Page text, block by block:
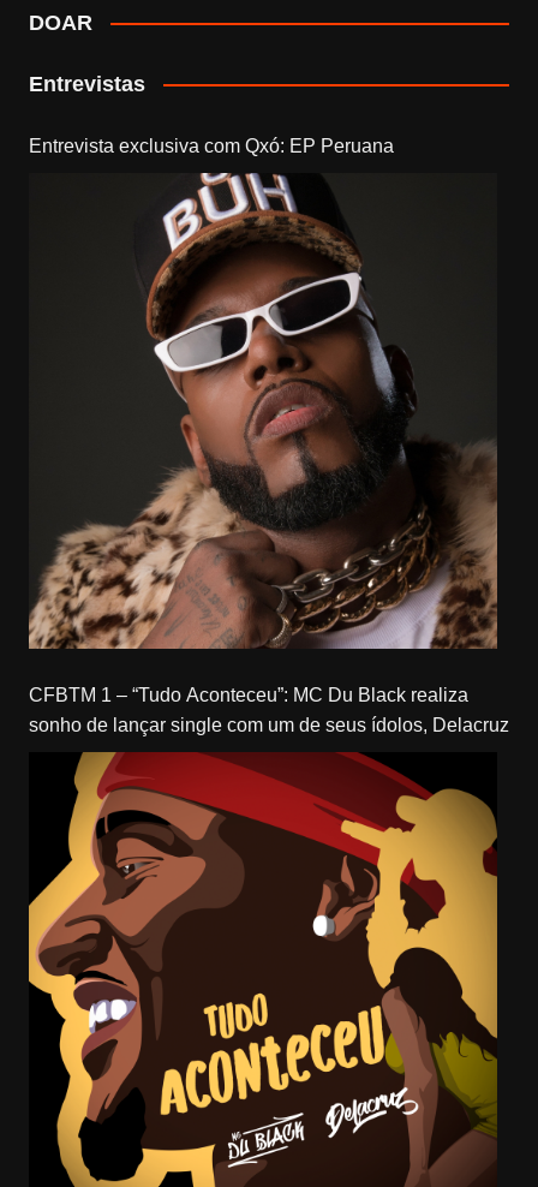
DOAR
Entrevistas
Entrevista exclusiva com Qxó: EP Peruana
CFBTM 1 – “Tudo Aconteceu”: MC Du Black realiza
sonho de lançar single com um de seus ídolos, Delacruz